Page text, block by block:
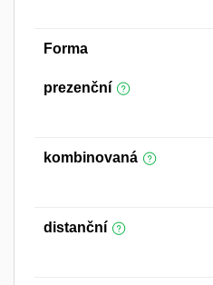
Forma
prezenční
kombinovaná
distanční